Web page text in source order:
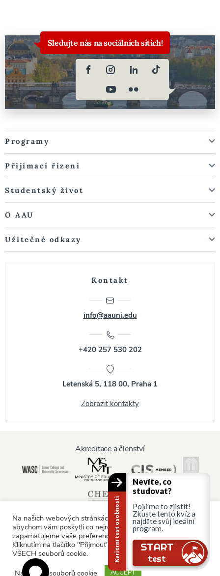
Sledujte nás na sociálních sítích!
Programy
Přijímací řízení
Studentský život
O AAU
Užitečné odkazy
Kontakt
info@aauni.edu
+420 257 530 202
Letenská 5, 118 00, Praha 1
Zobrazit kontakty
Akreditace a členství
Informace pro:
Rodiče a rodina
Na našich webových stránkách používáme soubory cookie,
abychom vám poskytli co nejrelevantnější služby tím, že si
zapamatujeme vaše preference a opakované návštěvy.
Kliknutím na tlačítko "Přijmout" souhlasíte s používáním
VŠECH souborů cookie.
Nastavení souborů cookie
ACCEPT
Kariérní test osobnosti
Nevíte, co
studovat?
Pojďme to zjistit!
Zkuste tento kvíz a
najděte svůj ideální
program.
START
test